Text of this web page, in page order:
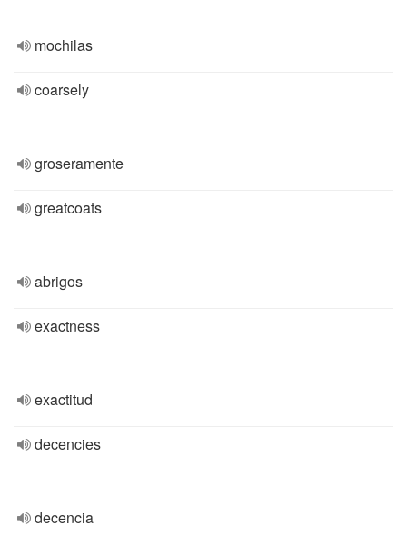
mochilas
coarsely
groseramente
greatcoats
abrigos
exactness
exactitud
decencies
decencia